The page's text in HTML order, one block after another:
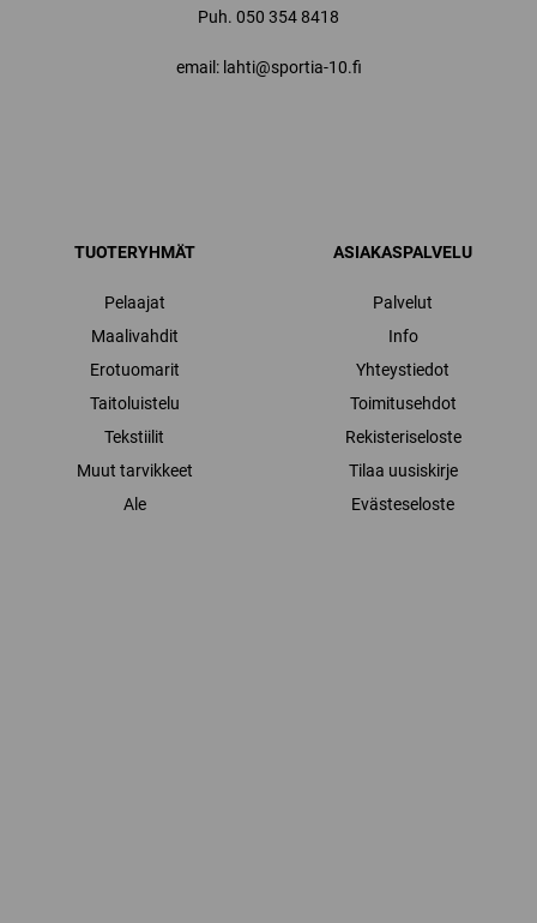
Puh. 050 354 8418
email: lahti@sportia-10.fi
TUOTERYHMÄT
Pelaajat
Maalivahdit
Erotuomarit
Taitoluistelu
Tekstiilit
Muut tarvikkeet
Ale
ASIAKASPALVELU
Palvelut
Info
Yhteystiedot
Toimitusehdot
Rekisteriseloste
Tilaa uusiskirje
Evästeseloste